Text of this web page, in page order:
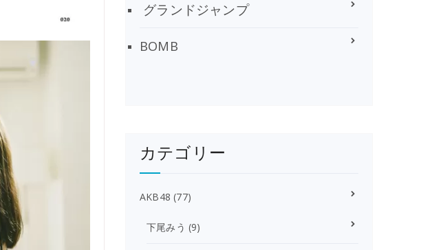
グランドジャンプ
BOMB
カテゴリー
AKB48 (77)
下尾みう (9)